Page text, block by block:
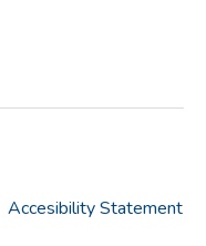
Accesibility Statement